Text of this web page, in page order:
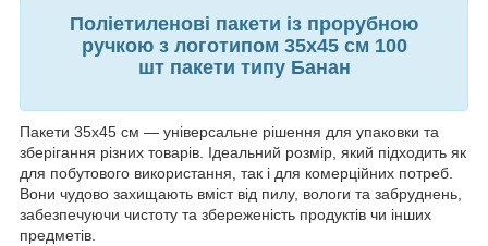
Поліетиленові пакети із прорубною
ручкою з логотипом 35x45 см 100
шт пакети типу Банан
Пакети 35x45 см — універсальне рішення для упаковки та
зберігання різних товарів. Ідеальний розмір, який підходить як
для побутового використання, так і для комерційних потреб.
Вони чудово захищають вміст від пилу, вологи та забруднень,
забезпечуючи чистоту та збереженість продуктів чи інших
предметів.